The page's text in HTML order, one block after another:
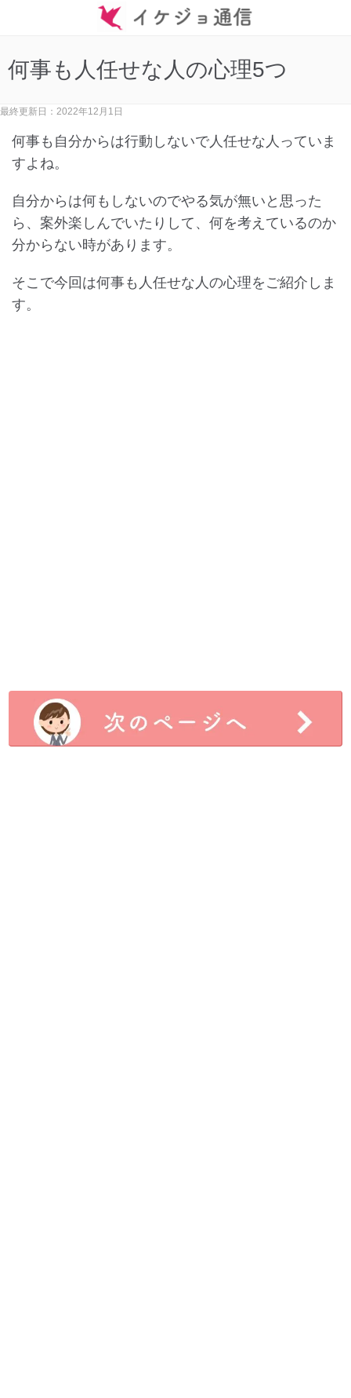
何事も人任せな人の心理5つ
最終更新日：2022年12月1日
何事も自分からは行動しないで人任せな人っていま
すよね。
自分からは何もしないのでやる気が無いと思った
ら、案外楽しんでいたりして、何を考えているのか
分からない時があります。
そこで今回は何事も人任せな人の心理をご紹介しま
す。